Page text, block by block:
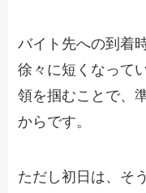
バイト先への到着
徐々に短くなって
領を掴むことで、
からです。
ただし初日は、そ